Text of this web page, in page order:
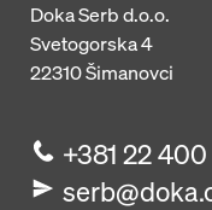
Doka Serb d.o.o.
Svetogorska 4
22310Šimanovci
+381 22